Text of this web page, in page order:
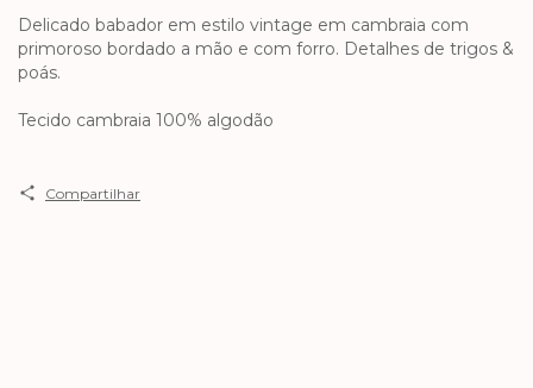
Delicado babador em estilo vintage em cambraia com
primoroso bordado a mão e com forro. Detalhes de trigos &
poás.
Tecido cambraia 100% algodão
Compartilhar